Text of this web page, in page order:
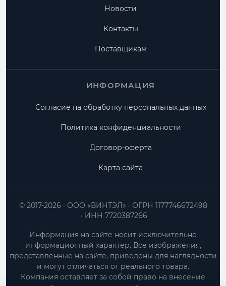
Новости
Контакты
Поставщикам
ИНФОРМАЦИЯ
Согласие на обработку персональных данных
Политика конфиденциальности
Договор-оферта
Карта сайта
ООО «ВИНТЭЛ»
ОГРН 1177746672498
ИНН 7720387266
© 2017-2026
Информация на сайте носит исключительно
информационный характер. Все изображения,
представленные на сайте, приведены для наглядности
и могут отличаться от реального товара.
Компания оставляет за собой право на внесение